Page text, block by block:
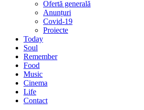
Ofertă generală
Anunțuri
Covid-19
Proiecte
Today
Soul
Remember
Food
Music
Cinema
Life
Contact